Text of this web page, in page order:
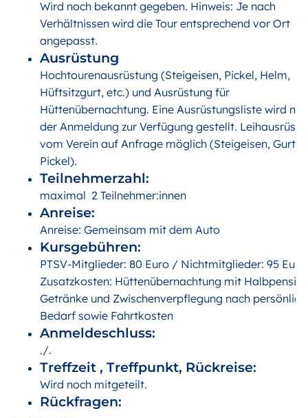
Wird noch bekannt gegeben. Hinweis: Je nach
Verhältnissen wird die Tour entsprechend vor Ort
angepasst.
Ausrüstung
Hochtourenausrüstung (Steigeisen, Pickel, Helm,
Hüftsitzgurt, etc.) und Ausrüstung für
Hüttenübernachtung. Eine Ausrüstungsliste wird
der Anmeldung zur Verfügung gestellt.
vom Verein auf Anfrage möglich (Steigeisen, Gurt,
Pickel).
Teilnehmerzahl:
maximal 2 Teilnehmer:innen
Anreise:
Anreise: Gemeinsam mit dem Auto
Kursgebühren:
PTSV-Mitglieder: 80 Euro / Nichtmitglieder: 95 Euro
Zusatzkosten: Hüttenübernachtung mit
Getränke und Zwischenverpflegung nach
Bedarf sowie Fahrtkosten
Anmeldeschluss:
./.
Treffzeit , Treffpunkt, Rückreise:
Wird noch mitgeteilt.
Rückfragen: